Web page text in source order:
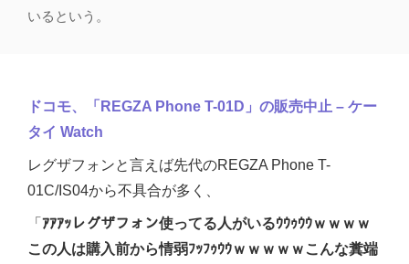
いるという。
ドコモ、「REGZA Phone T-01D」の販売中止 – ケー
タイ Watch
レグザフォンと言えば先代のREGZA Phone T-
01C/IS04から不具合が多く、
「 ｱｱｱｯレグザフォン使ってる人がいるｳｳｩｳｳｗｗｗｗ
この人は購入前から情弱ﾌｯﾌｩｳｳｗｗｗｗｗこんな糞端